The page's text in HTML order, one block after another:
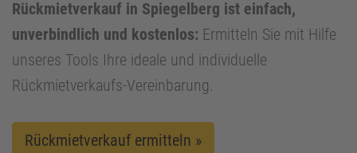
Rückmietverkauf in Spiegelberg ist einfach,
unverbindlich und kostenlos: Ermitteln Sie mit Hilfe
unseres Tools Ihre ideale und individuelle
Rückmietverkaufs-Vereinbarung.
Rückmietverkauf ermitteln »